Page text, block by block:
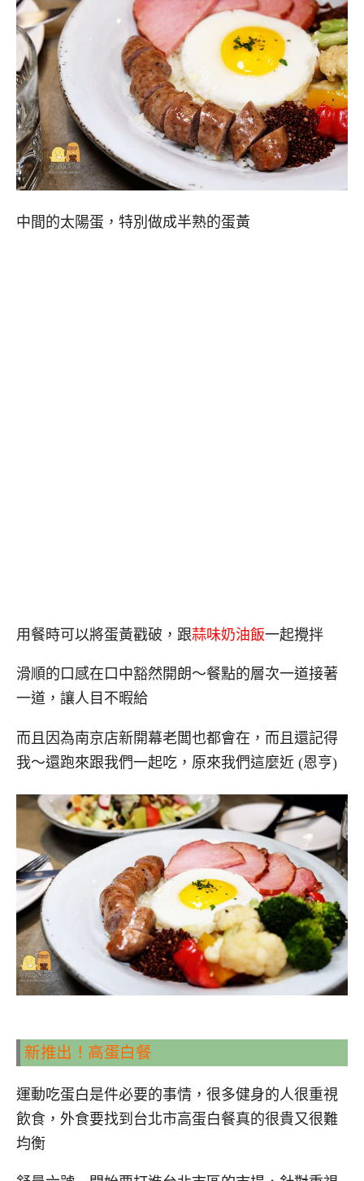
中間的太陽蛋，特別做成半熟的蛋黃
用餐時可以將蛋黃戳破，跟蒜味奶油飯一起攪拌
滑順的口感在口中豁然開朗～餐點的層次一道接著
一道，讓人目不暇給
而且因為南京店新開幕老闆也都會在，而且還記得
我～還跑來跟我們一起吃，原來我們這麼近 (恩亨)
新推出！高蛋白餐
運動吃蛋白是件必要的事情，很多健身的人很重視
飲食，外食要找到台北市高蛋白餐真的很貴又很難
均衡